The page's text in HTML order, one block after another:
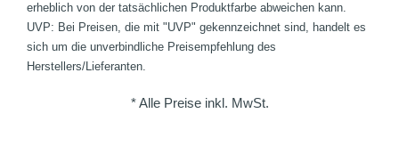
erheblich von der tatsächlichen Produktfarbe abweichen kann.
UVP: Bei Preisen, die mit "UVP" gekennzeichnet sind, handelt es
sich um die unverbindliche Preisempfehlung des
Herstellers/Lieferanten.
* Alle Preise inkl. MwSt.